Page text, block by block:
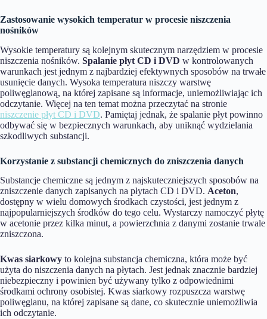
Zastosowanie wysokich temperatur w procesie niszczenia
nośników
Wysokie temperatury są kolejnym skutecznym narzędziem w procesie
niszczenia nośników. Spalanie płyt CD i DVD w kontrolowanych
warunkach jest jednym z najbardziej efektywnych sposobów na trwałe
usunięcie danych. Wysoka temperatura niszczy warstwę
poliwęglanową, na której zapisane są informacje, uniemożliwiając ich
odczytanie. Więcej na ten temat można przeczytać na stronie
niszczenie płyt CD i DVD. Pamiętaj jednak, że spalanie płyt powinno
odbywać się w bezpiecznych warunkach, aby uniknąć wydzielania
szkodliwych substancji.
Korzystanie z substancji chemicznych do zniszczenia danych
Substancje chemiczne są jednym z najskuteczniejszych sposobów na
zniszczenie danych zapisanych na płytach CD i DVD. Aceton,
dostępny w wielu domowych środkach czystości, jest jednym z
najpopularniejszych środków do tego celu. Wystarczy namoczyć płytę
w acetonie przez kilka minut, a powierzchnia z danymi zostanie trwale
zniszczona.
Kwas siarkowy to kolejna substancja chemiczna, która może być
użyta do niszczenia danych na płytach. Jest jednak znacznie bardziej
niebezpieczny i powinien być używany tylko z odpowiednimi
środkami ochrony osobistej. Kwas siarkowy rozpuszcza warstwę
poliwęglanu, na której zapisane są dane, co skutecznie uniemożliwia
ich odczytanie.